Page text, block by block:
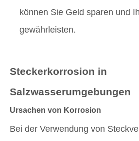
können Sie Geld sparen und
gewährleisten.
Steckerkorrosion in
Salzwasserumgebungen
Ursachen von Korrosion
Bei der Verwendung von